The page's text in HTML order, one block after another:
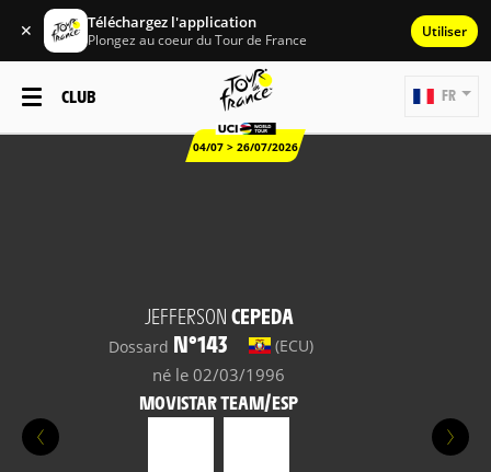
✕ Téléchargez l'application
Plongez au coeur du Tour de France Utiliser
CLUB
04/07 > 26/07/2026
FR
JEFFERSON CEPEDA
Dossard N°143 (ECU)
né le 02/03/1996
MOVISTAR TEAM/ESP